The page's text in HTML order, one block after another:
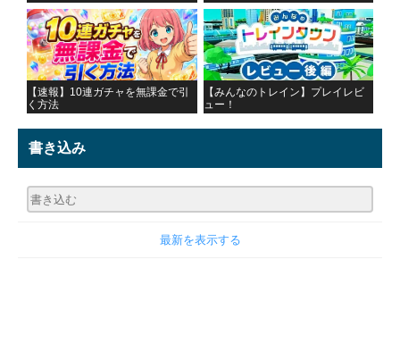
【速報】10連ガチャを無課金で引
く方法
【みんなのトレイン】プレイレビ
ュー！
書き込み
最新を表示する